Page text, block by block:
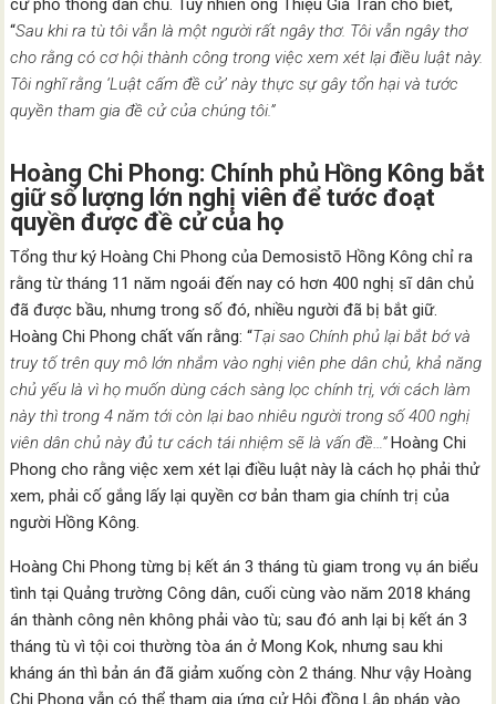
cử phổ thông dân chủ. Tuy nhiên ông Thiệu Gia Trăn cho biết,
“Sau khi ra tù tôi vẫn là một người rất ngây thơ. Tôi vẫn ngây thơ
cho rằng có cơ hội thành công trong việc xem xét lại điều luật này.
Tôi nghĩ rằng ‘Luật cấm đề cử’ này thực sự gây tổn hại và tước
quyền tham gia đề cử của chúng tôi.”
Hoàng Chi Phong: Chính phủ Hồng Kông bắt
giữ số lượng lớn nghị viên để tước đoạt
quyền được đề cử của họ
Tổng thư ký Hoàng Chi Phong của Demosistō Hồng Kông chỉ ra
rằng từ tháng 11 năm ngoái đến nay có hơn 400 nghị sĩ dân chủ
đã được bầu, nhưng trong số đó, nhiều người đã bị bắt giữ.
Hoàng Chi Phong chất vấn rằng: “Tại sao Chính phủ lại bắt bớ và
truy tố trên quy mô lớn nhắm vào nghị viên phe dân chủ, khả năng
chủ yếu là vì họ muốn dùng cách sàng lọc chính trị, với cách làm
này thì trong 4 năm tới còn lại bao nhiêu người trong số 400 nghị
viên dân chủ này đủ tư cách tái nhiệm sẽ là vấn đề…”Hoàng Chi
Phong cho rằng việc xem xét lại điều luật này là cách họ phải thử
xem, phải cố gắng lấy lại quyền cơ bản tham gia chính trị của
người Hồng Kông.
Hoàng Chi Phong từng bị kết án 3 tháng tù giam trong vụ án biểu
tình tại Quảng trường Công dân, cuối cùng vào năm 2018 kháng
án thành công nên không phải vào tù; sau đó anh lại bị kết án 3
tháng tù vì tội coi thường tòa án ở Mong Kok, nhưng sau khi
kháng án thì bản án đã giảm xuống còn 2 tháng. Như vậy Hoàng
Chi Phong vẫn có thể tham gia ứng cử Hội đồng Lập pháp vào